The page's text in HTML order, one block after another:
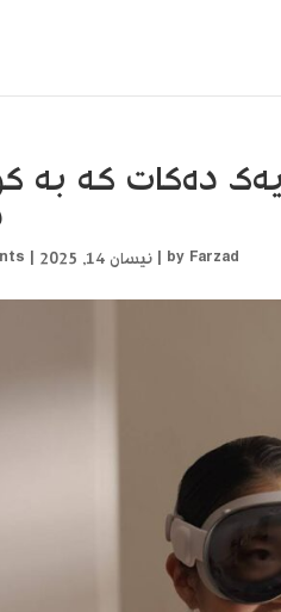
دەکات کە بە
by Farzad
| نیسان 14, 2025 |